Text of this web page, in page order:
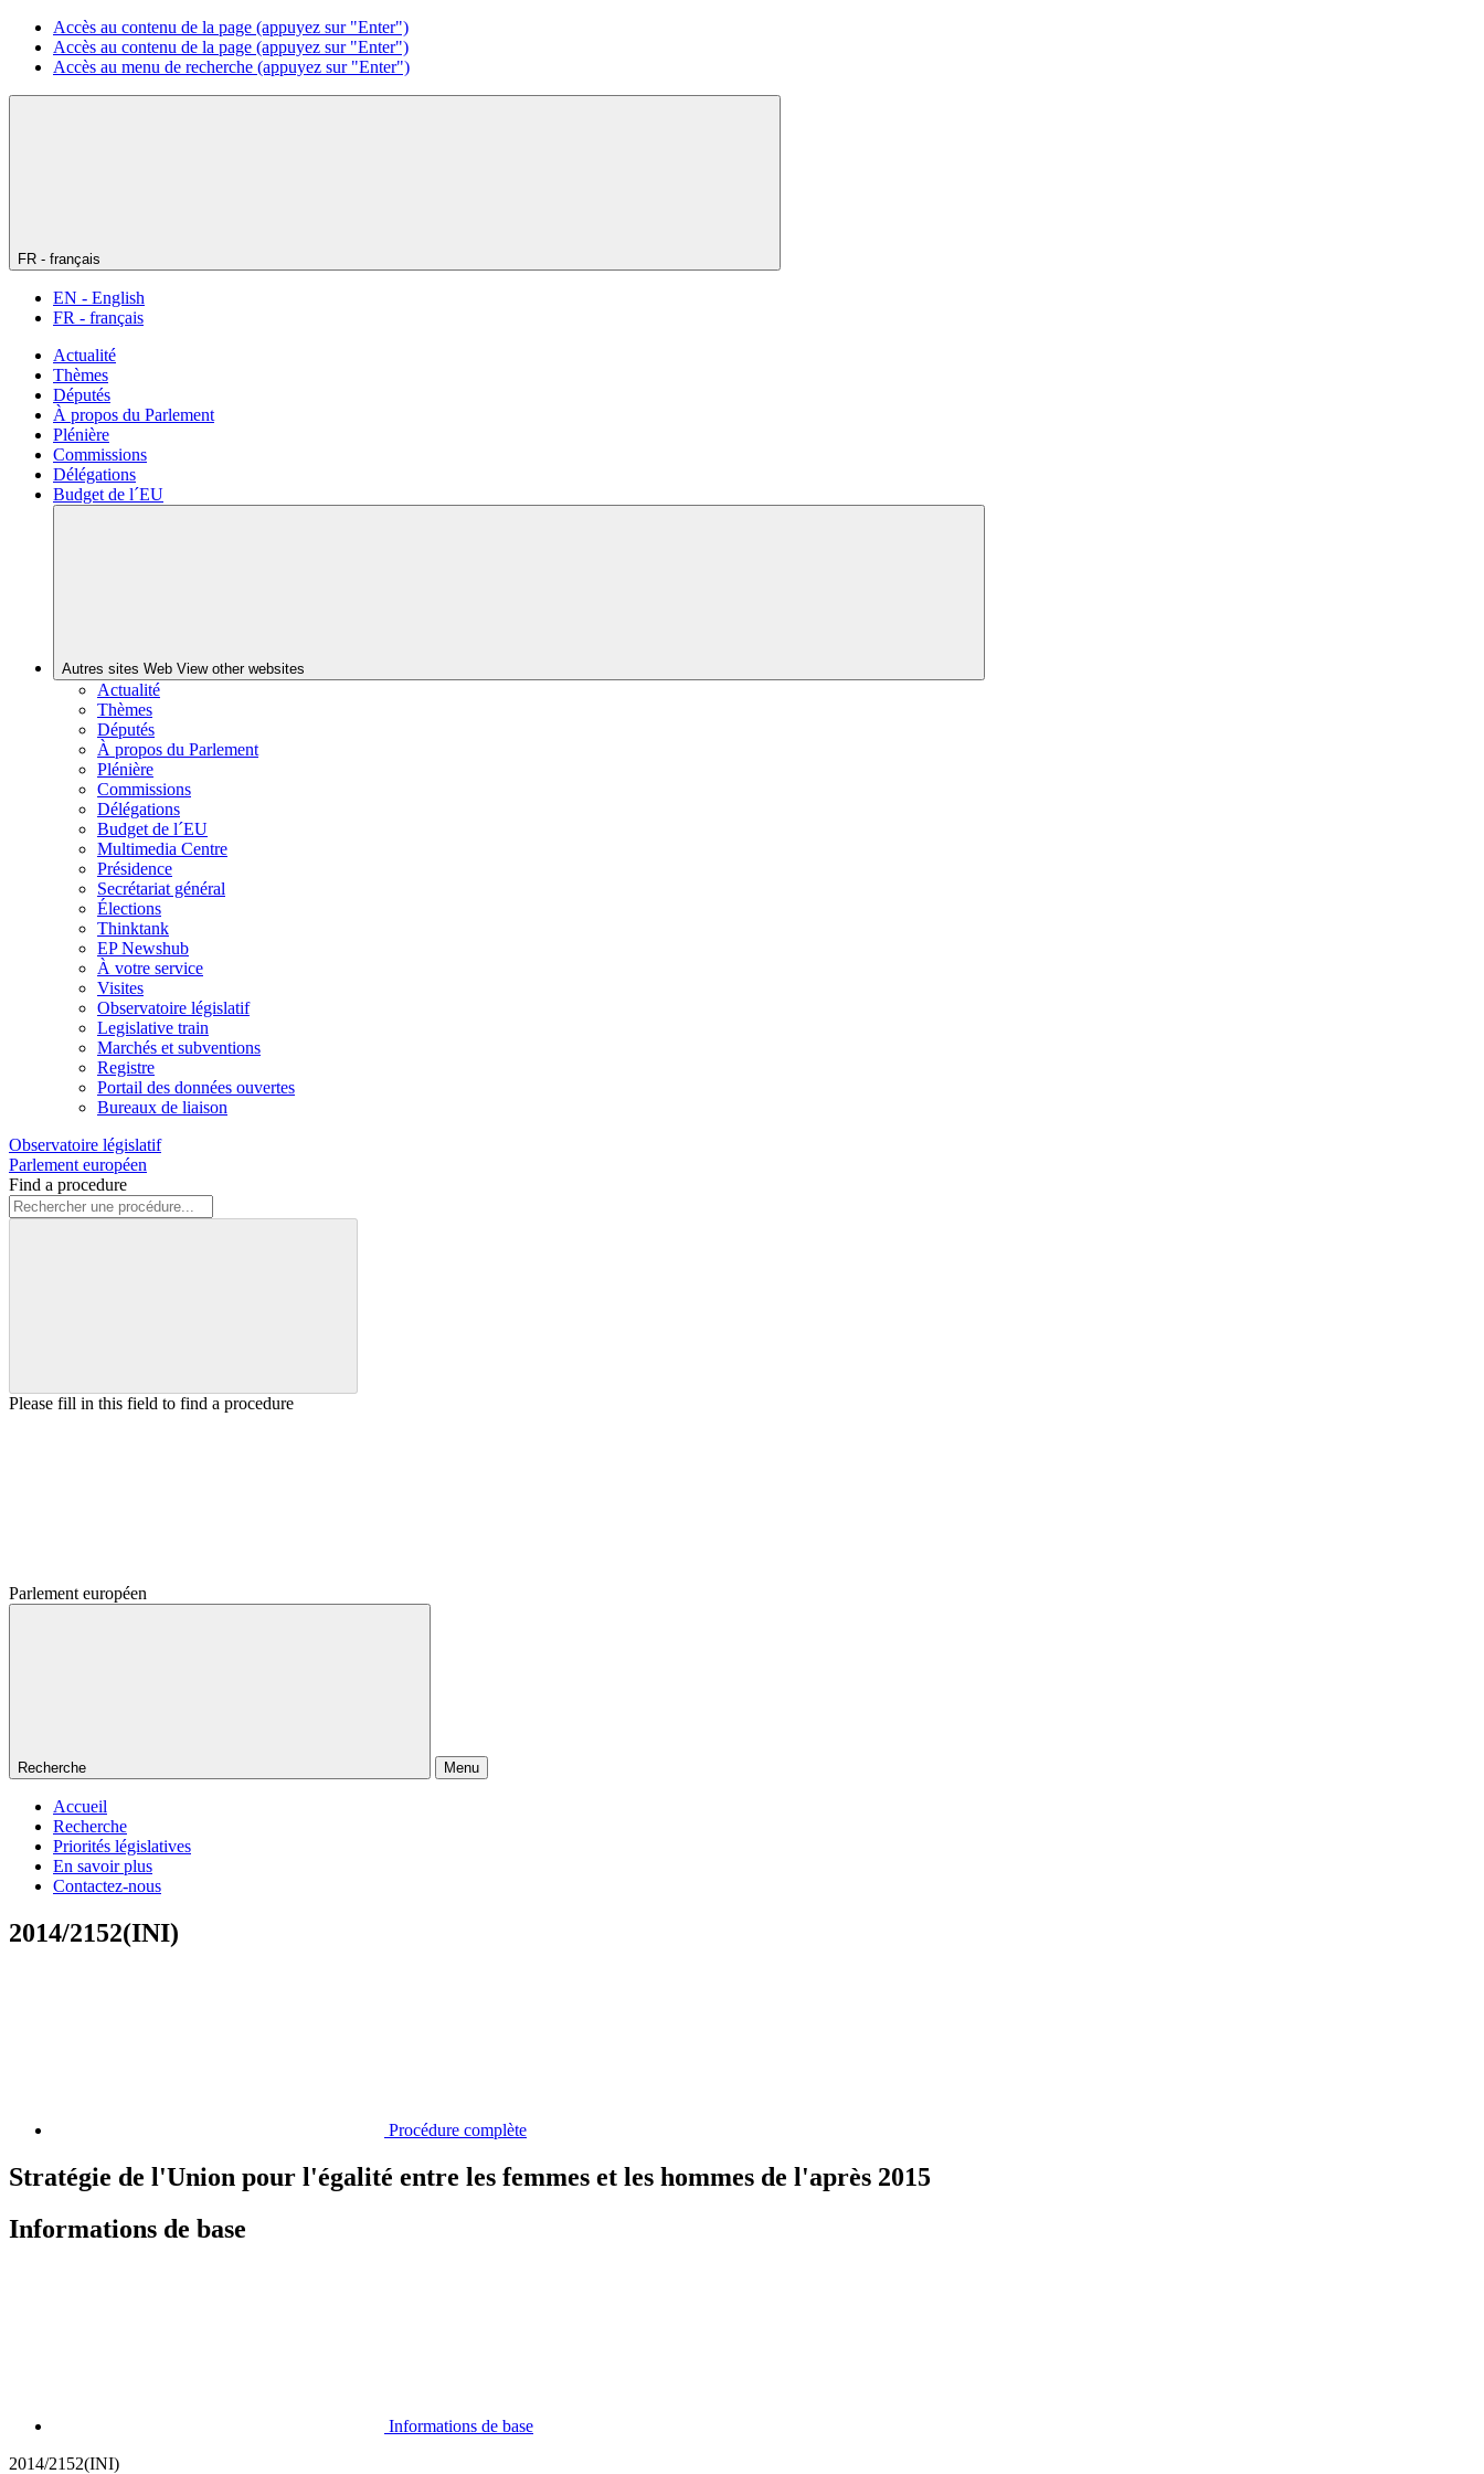
Accès au contenu de la page (appuyez sur "Enter")
Accès au contenu de la page (appuyez sur "Enter")
Accès au menu de recherche (appuyez sur "Enter")
FR - français
EN - English
FR - français
Actualité
Thèmes
Députés
À propos du Parlement
Plénière
Commissions
Délégations
Budget de l´EU
Autres sites Web View other websites
Actualité
Thèmes
Députés
À propos du Parlement
Plénière
Commissions
Délégations
Budget de l´EU
Multimedia Centre
Présidence
Secrétariat général
Élections
Thinktank
EP Newshub
À votre service
Visites
Observatoire législatif
Legislative train
Marchés et subventions
Registre
Portail des données ouvertes
Bureaux de liaison
Observatoire législatif
Parlement européen
Find a procedure
Please fill in this field to find a procedure
Parlement européen
Recherche Menu
Accueil
Recherche
Priorités législatives
En savoir plus
Contactez-nous
2014/2152(INI)
Procédure complète
Stratégie de l'Union pour l'égalité entre les femmes et les hommes de l'après 2015
Informations de base
Informations de base
2014/2152(INI)